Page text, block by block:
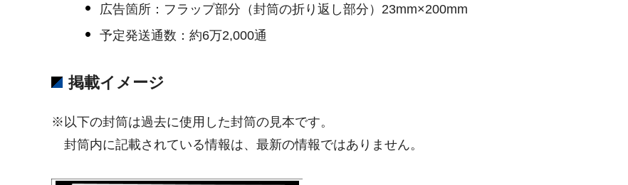
広告箇所：フラップ部分（封筒の折り返し部分）23mm×200mm
予定発送通数：約6万2,000通
掲載イメージ
※以下の封筒は過去に使用した封筒の見本です。
封筒内に記載されている情報は、最新の情報ではありません。